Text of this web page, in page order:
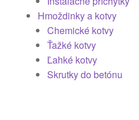
Hmoždinky a kotvy
Chemické kotvy
Ťažké kotvy
Ľahké kotvy
Skrutky do betónu